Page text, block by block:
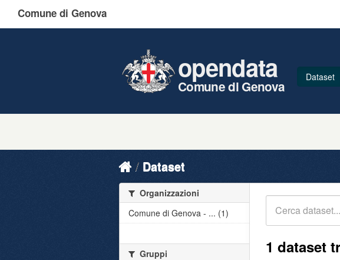
Comune di Genova
opendata
Comune di Genova
Dataset
Dataset
1 dataset
Organizzazioni
Comune di Genova - ... (1)
Gruppi